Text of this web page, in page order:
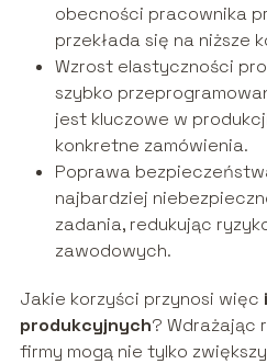
obecności pracownika
przekłada się na niższe
Wzrost elastyczności
szybko
jest kluczowe w
konkretne zamówienia.
Poprawa
najbardziej
zadania, redukując
zawodowych.
Jakie korzyści przynosi więc
produkcyjnych? Wdrażając
firmy mogą nie tylko